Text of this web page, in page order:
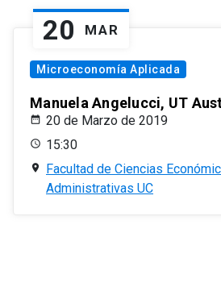
20 MAR
Microeconomía Aplicada
Manuela Angelucci, UT
20 de Marzo de 2019
15:30
Facultad de Ciencias
Administrativas UC